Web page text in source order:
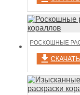
СКАЧАТЬ